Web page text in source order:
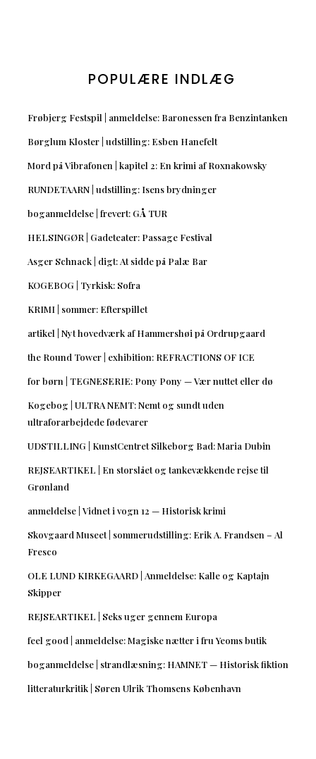
POPULÆRE INDLÆG
Frøbjerg Festspil | anmeldelse: Baronessen fra Benzintanken
Børglum Kloster | udstilling: Esben Hanefelt
Mord på Vibrafonen | kapitel 2: En krimi af Roxnakowsky
RUNDETAARN | udstilling: Isens brydninger
boganmeldelse | frevert: GÅ TUR
HELSINGØR | Gadeteater: Passage Festival
Asger Schnack | digt: At sidde på Palæ Bar
KOGEBOG | Tyrkisk: Sofra
KRIMI | sommer: Efterspillet
artikel | Nyt hovedværk af Hammershøi på Ordrupgaard
the Round Tower | exhibition: REFRACTIONS OF ICE
for børn | TEGNESERIE: Pony Pony — Vær nuttet eller dø
Kogebog | ULTRA NEMT: Nemt og sundt uden
ultraforarbejdede fødevarer
UDSTILLING | KunstCentret Silkeborg Bad: Maria Dubin
REJSEARTIKEL | En storslået og tankevækkende rejse til
Grønland
anmeldelse | Vidnet i vogn 12 — Historisk krimi
Skovgaard Museet | sommerudstilling: Erik A. Frandsen – Al
Fresco
OLE LUND KIRKEGAARD | Anmeldelse: Kalle og Kaptajn
Skipper
REJSEARTIKEL | Seks uger gennem Europa
feel good | anmeldelse: Magiske nætter i fru Yeoms butik
boganmeldelse | strandlæsning: HAMNET — Historisk fiktion
litteraturkritik | Søren Ulrik Thomsens København